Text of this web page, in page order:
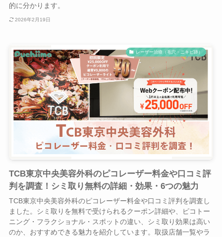
的に分かります。
2026年2月19日
レーザー治療（毛穴・ニキビ跡）
TCB東京中央美容外科のピコレーザー料金や口コミ評
判を調査！シミ取り無料の詳細・効果・6つの魅力
TCB東京中央美容外科のピコレーザー料金や口コミ評判を調査し
ました。シミ取りを無料で受けられるクーポン詳細や、ピコトー
ニング・フラクショナル・スポットの違い、シミ取り効果は高い
のか、おすすめできる魅力を紹介しています。取扱店舗一覧やラ